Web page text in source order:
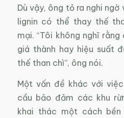
Dù vậy, ông tỏ ra nghi
lignin có thể thay thế
mại. “Tôi không nghĩ
giá thành hay hiệu suất
thế than chì”, ông nói.
Một vấn đề khác với
cầu bảo đảm các khu
khai thác một cách bền